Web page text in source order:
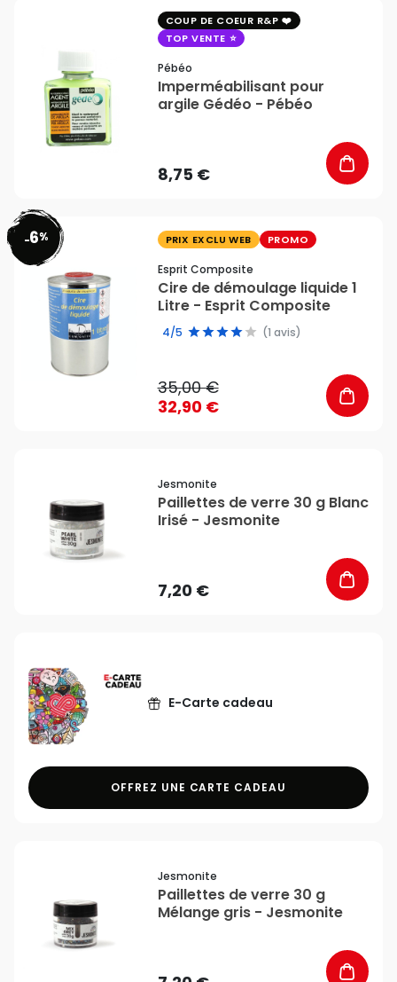
COUP DE COEUR R&P
TOP VENTE
Pébéo
Imperméabilisant pour
argile Gédéo - Pébéo
8,75 €
-6% PRIX EXCLU WEB PROMO
Esprit Composite
Cire de démoulage liquide 1
Litre - Esprit Composite
4/5 (1 avis)
35,00 €
32,90 €
Jesmonite
Paillettes de verre 30 g Blanc
Irisé - Jesmonite
7,20 €
E-Carte cadeau
OFFREZ UNE CARTE CADEAU
Jesmonite
Paillettes de verre 30 g
Mélange gris - Jesmonite